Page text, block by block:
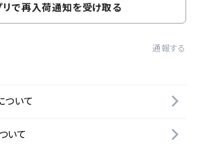
リで再入荷通知を受け取る
通報する
ついて
いて